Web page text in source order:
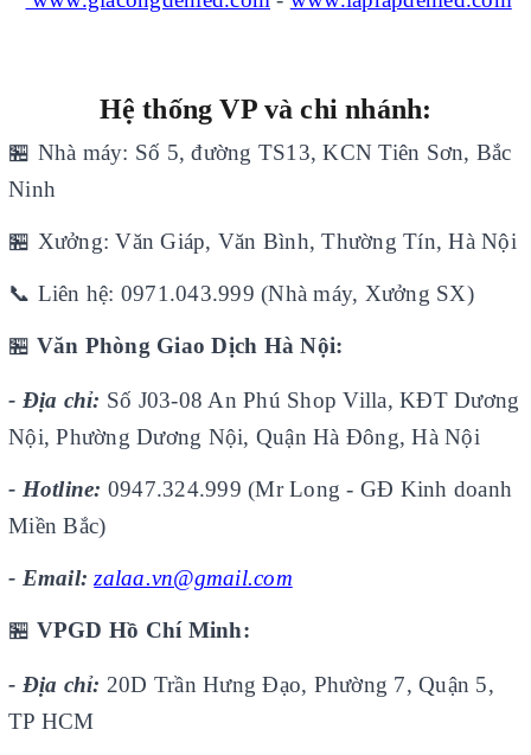
Hệ thống VP và chi nhánh:
🏪 Nhà máy: Số 5, đường TS13, KCN Tiên Sơn, Bắc
Ninh
🏪 Xưởng: Văn Giáp, Văn Bình, Thường Tín, Hà Nội
📞 Liên hệ: 0971.043.999 (Nhà máy, Xưởng SX)
🏪 Văn Phòng Giao Dịch Hà Nội:
- Địa chỉ: Số J03-08 An Phú Shop Villa, KĐT Dương
Nội, Phường Dương Nội, Quận Hà Đông, Hà Nội
- Hotline: 0947.324.999 (Mr Long - GĐ Kinh doanh
Miền Bắc)
- Email: zalaa.vn@gmail.com
🏪 VPGD Hồ Chí Minh:
- Địa chỉ: 20D Trần Hưng Đạo, Phường 7, Quận 5,
TP HCM